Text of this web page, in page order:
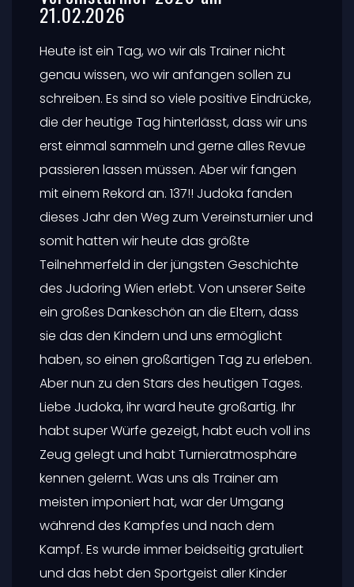
21.02.2026
Heute ist ein Tag, wo wir als Trainer nicht
genau wissen, wo wir anfangen sollen zu
schreiben. Es sind so viele positive Eindrücke,
die der heutige Tag hinterlässt, dass wir uns
erst einmal sammeln und gerne alles Revue
passieren lassen müssen. Aber wir fangen
mit einem Rekord an. 137!! Judoka fanden
dieses Jahr den Weg zum Vereinsturnier und
somit hatten wir heute das größte
Teilnehmerfeld in der jüngsten Geschichte
des Judoring Wien erlebt. Von unserer Seite
ein großes Dankeschön an die Eltern, dass
sie das den Kindern und uns ermöglicht
haben, so einen großartigen Tag zu erleben.
Aber nun zu den Stars des heutigen Tages.
Liebe Judoka, ihr ward heute großartig. Ihr
habt super Würfe gezeigt, habt euch voll ins
Zeug gelegt und habt Turnieratmosphäre
kennen gelernt. Was uns als Trainer am
meisten imponiert hat, war der Umgang
während des Kampfes und nach dem
Kampf. Es wurde immer beidseitig gratuliert
und das hebt den Sportgeist aller Kinder